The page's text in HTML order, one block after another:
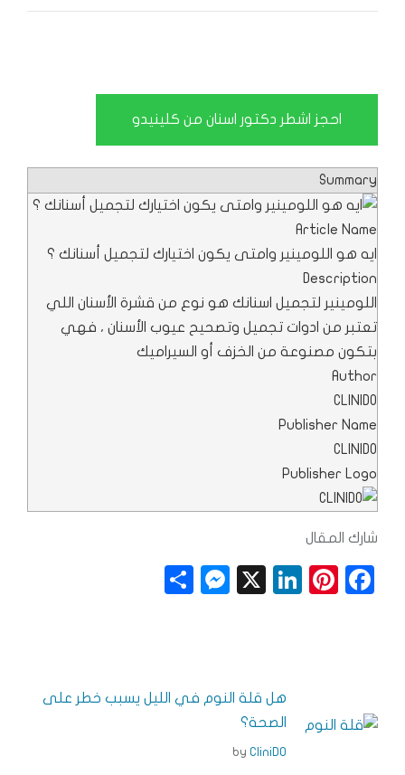
احجز اشطر دكتور اسنان من كلينيدو
Summary
Article Name
ايه هو اللومينير وامتى يكون اختيارك لتجميل أسنانك ؟
Description
اللومينير لتجميل اسنانك هو نوع من قشرة الأسنان اللي
تعتبر من ادوات تجميل وتصحيح عيوب الأسنان ، فهي
بتكون مصنوعة من الخزف أو السيراميك
Author
CLINIDO
Publisher Name
CLINIDO
Publisher Logo
شارك المقال
F
o
Pi
e
Li
dI
n
X
M
n
e
هل قلة النوم في الليل يسبب خطر على
الصحة؟
byCliniDO